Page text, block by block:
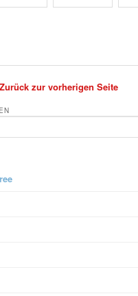
zur vorherigen Seite